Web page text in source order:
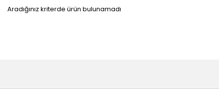
Aradığınız kriterde ürün bulunamadı